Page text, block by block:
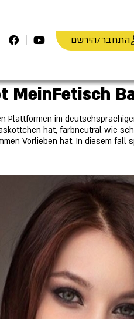
התחבר/הירשם
MeinFetisch
Plattformen im
hat, farbneutral wie
Vorlieben hat. In diesem fall